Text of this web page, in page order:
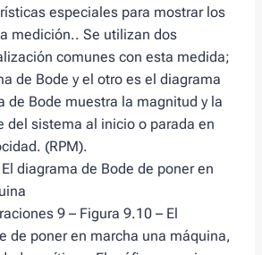
especiales para mostrar los
medición.. Se utilizan dos
comunes con esta medida;
de Bode y el otro es el diagrama
de Bode muestra la magnitud y la
del sistema al inicio o parada en
(RPM).
9 – Figura 9.10 – El
de poner en marcha una máquina,